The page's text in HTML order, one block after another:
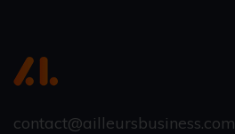
contact@ailleursbusiness.com